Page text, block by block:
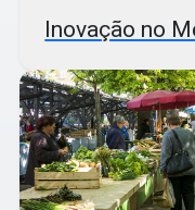
Inovação no